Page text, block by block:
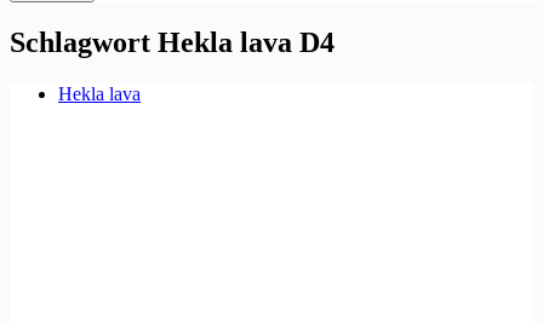
Schlagwort Hekla lava D4
Hekla lava